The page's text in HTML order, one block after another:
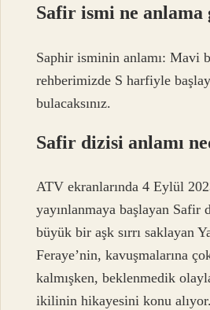
Safir ismi ne anlama
Saphir isminin anlamı: Mavi
rehberimizde S harfiyle
bulacaksınız.
Safir dizisi anlamı
ATV ekranlarında 4 Eylül
yayınlanmaya başlayan Safir
büyük bir aşk sırrı saklayan
Feraye’nin, kavuşmalarına
kalmışken, beklenmedik
ikilinin hikayesini konu alıyor.